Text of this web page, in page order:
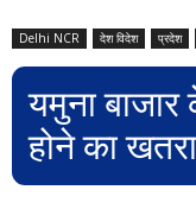
Delhi NCR देश विदेश प्रदेश
यमुना बाजार
होने का